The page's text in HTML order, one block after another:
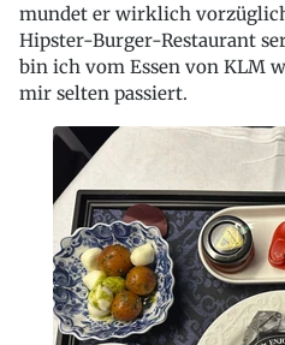
mundet er wirklich
Hipster-Burger-Restaurant
bin ich vom Essen von KLM
mir selten passiert.